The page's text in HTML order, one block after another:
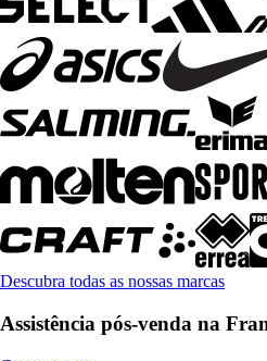
Descubra todas as nossas marcas
Assistência pós-venda na